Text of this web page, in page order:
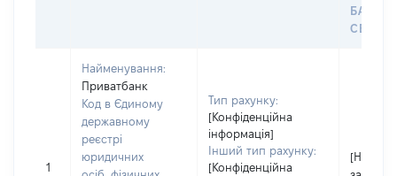
СЕЙФУ
1
Найменування:
Приватбанк
Код в Єдиному
державному
реєстрі
юридичних
Тип рахунку:
[Конфіденційна
інформація]
Інший тип рахунку:
[Конфіденційна
[Не